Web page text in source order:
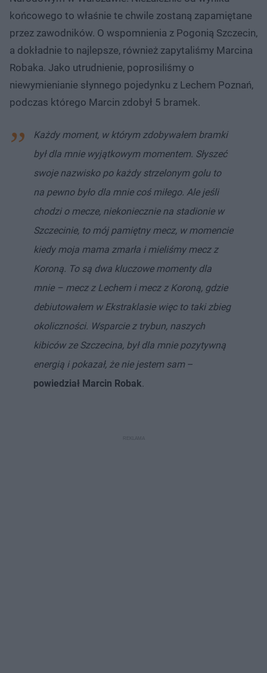
końcowego to właśnie te chwile zostaną zapamiętane
przez zawodników. O wspomnienia z Pogonią Szczecin,
a dokładnie to najlepsze, również zapytaliśmy Marcina
Robaka. Jako utrudnienie, poprosiliśmy o
niewymienianie słynnego pojedynku z Lechem Poznań,
podczas którego Marcin zdobył 5 bramek.
Każdy moment, w którym zdobywałem bramki
był dla mnie wyjątkowym momentem. Słyszeć
swoje nazwisko po każdy strzelonym golu to
na pewno było dla mnie coś miłego. Ale jeśli
chodzi o mecze, niekoniecznie na stadionie w
Szczecinie, to mój pamiętny mecz, w momencie
kiedy moja mama zmarła i mieliśmy mecz z
Koroną. To są dwa kluczowe momenty dla
mnie – mecz z Lechem i mecz z Koroną, gdzie
debiutowałem w Ekstraklasie więc to taki zbieg
okoliczności. Wsparcie z trybun, naszych
kibiców ze Szczecina, był dla mnie pozytywną
energią i pokazał, że nie jestem sam–
powiedział Marcin Robak.